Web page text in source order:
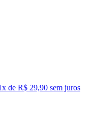
x de R$ 29,90 sem juros